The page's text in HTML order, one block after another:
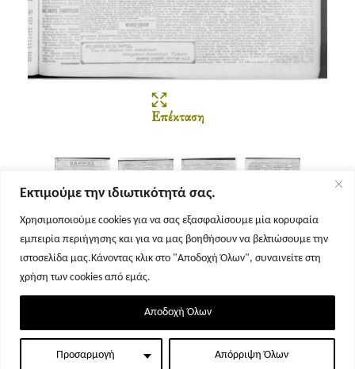
Εκτιμούμε την ιδιωτικότητά σας.
Χρησιμοποιούμε cookies για να σας εξασφαλίσουμε μία κορυφαία
εμπειρία περιήγησης και για να μας βοηθήσουν να βελτιώσουμε την
ιστοσελίδα μας.Κάνοντας κλικ στο "Αποδοχή Όλων", συναινείτε στη
χρήση των cookies από εμάς.
Προσαρμογή Απόρριψη Όλων
Αποδοχή Όλων
Επέκταση
Σελίδα 1 Σελίδα 2 Σελίδα 3 Σελίδα 4